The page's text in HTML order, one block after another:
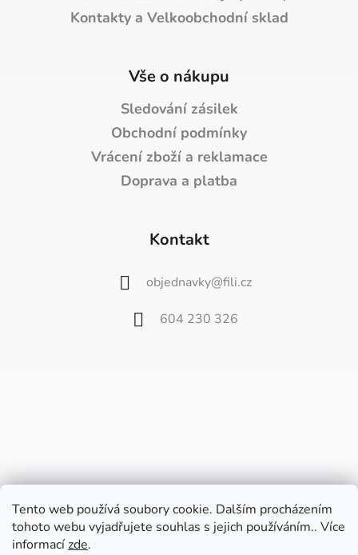
Tento web používá soubory cookie. Dalším procházením
tohoto webu vyjadřujete souhlas s jejich používáním.. Více
informacízde.
Kontakty a Velkoobchodní sklad
Vše o nákupu
Sledování zásilek
Obchodní podmínky
Vrácení zboží a reklamace
Doprava a platba
Kontakt
objednavky@fili.cz
604 230 326